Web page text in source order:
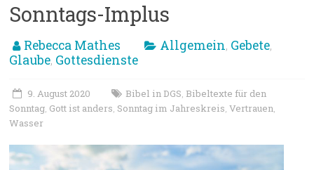
Sonntags-Implus
Rebecca Mathes Allgemein, Gebete,
Glaube, Gottesdienste
9. August 2020 Bibel in DGS, Bibeltexte für den
Sonntag, Gott ist anders, Sonntag im Jahreskreis,Vertrauen,
Wasser